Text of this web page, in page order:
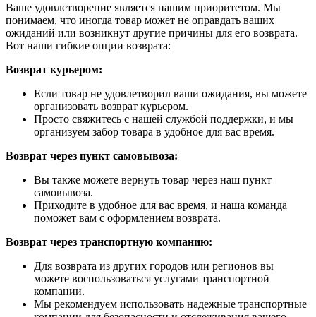
Ваше удовлетворение является нашим приоритетом. Мы
понимаем, что иногда товар может не оправдать ваших
ожиданий или возникнут другие причины для его возврата.
Вот наши гибкие опции возврата:
Возврат курьером:
Если товар не удовлетворил ваши ожидания, вы можете
организовать возврат курьером.
Просто свяжитесь с нашей службой поддержки, и мы
организуем забор товара в удобное для вас время.
Возврат через пункт самовывоза:
Вы также можете вернуть товар через наш пункт
самовывоза.
Приходите в удобное для вас время, и наша команда
поможет вам с оформлением возврата.
Возврат через транспортную компанию:
Для возврата из других городов или регионов вы
можете воспользоваться услугами транспортной
компании.
Мы рекомендуем использовать надежные транспортные